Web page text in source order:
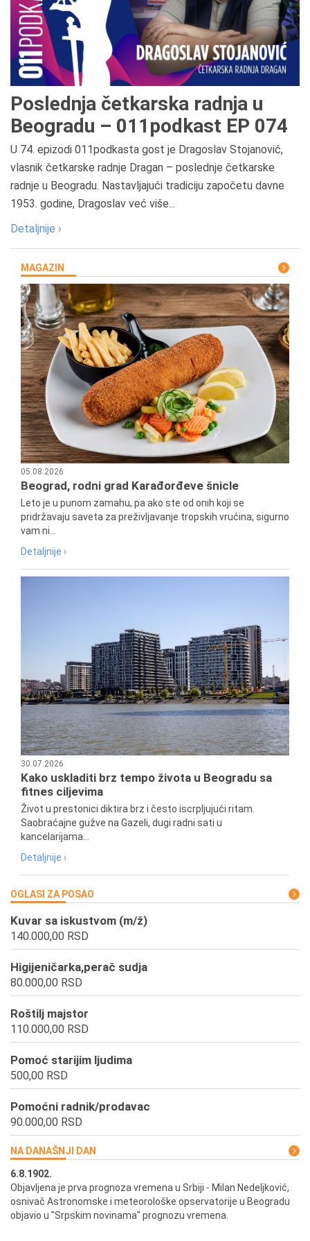
Poslednja četkarska radnja u
Beogradu – 011podkast EP 074
U 74. epizodi 011podkasta gost je Dragoslav Stojanović,
vlasnik četkarske radnje Dragan – poslednje četkarske
radnje u Beogradu. Nastavljajući tradiciju započetu davne
1953. godine, Dragoslav već više...
Detaljnije ›
MAGAZIN
05.08.2026
Beograd, rodni grad Karađorđeve šnicle
Leto je u punom zamahu, pa ako ste od onih koji se
pridržavaju saveta za preživljavanje tropskih vrućina, sigurno
vam ni...
Detaljnije ›
30.07.2026
Kako uskladiti brz tempo života u Beogradu sa
fitnes ciljevima
Život u prestonici diktira brz i često iscrpljujući ritam.
Saobraćajne gužve na Gazeli, dugi radni sati u
kancelarijama...
Detaljnije ›
OGLASI ZA POSAO
Kuvar sa iskustvom (m/ž)
140.000,00 RSD
Higijeničarka,perač sudja
80.000,00 RSD
Roštilj majstor
110.000,00 RSD
Pomoć starijim ljudima
500,00 RSD
Pomoćni radnik/prodavac
90.000,00 RSD
NA DANAŠNJI DAN
6.8.1902.
Objavljena je prva prognoza vremena u Srbiji - Milan Nedeljković,
osnivač Astronomske i meteorološke opservatorije u Beogradu
objavio u "Srpskim novinama" prognozu vremena.